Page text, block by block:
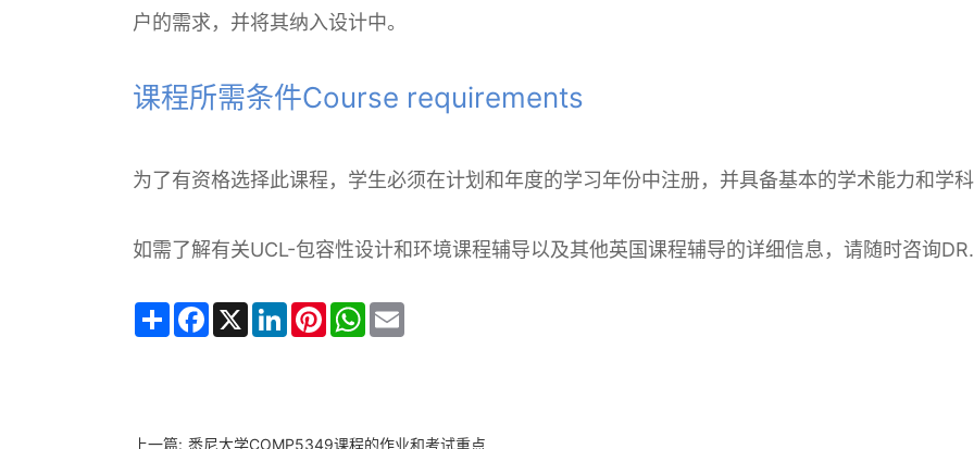
户的需求，并将其纳入设计中。
课程所需条件Course requirements
为了有资格选择此课程，学生必须在计划和年度的学习年份中注册，并具备基本的学术能力和学
如需了解有关UCL-包容性设计和环境课程辅导以及其他英国课程辅导的详细信息，请随时咨询
Share Facebook
X LinkedInPinterestWhatsApp
上一篇: 悉尼大学COMP5349课程的作业和考试重点